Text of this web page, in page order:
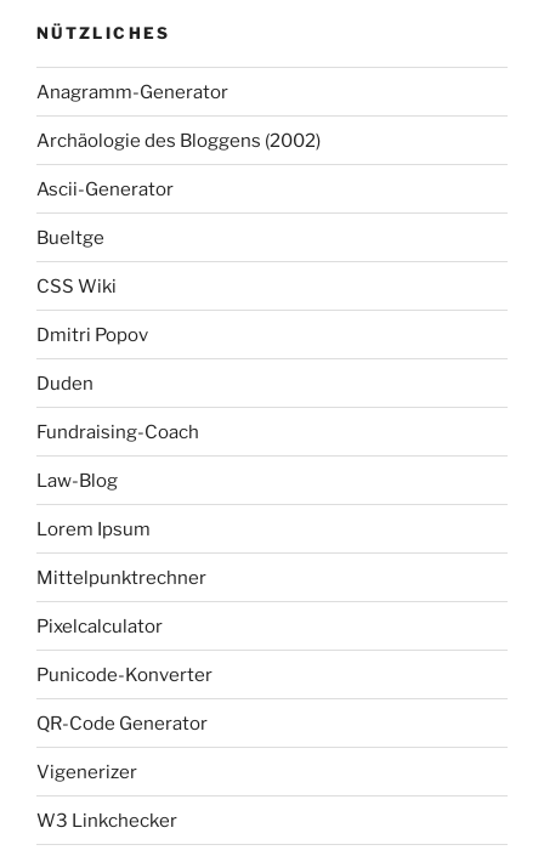
NÜTZLICHES
Anagramm-Generator
Archäologie des Bloggens (2002)
Ascii-Generator
Bueltge
CSS Wiki
Dmitri Popov
Duden
Fundraising-Coach
Law-Blog
Lorem Ipsum
Mittelpunktrechner
Pixelcalculator
Punicode-Konverter
QR-Code Generator
Vigenerizer
W3 Linkchecker